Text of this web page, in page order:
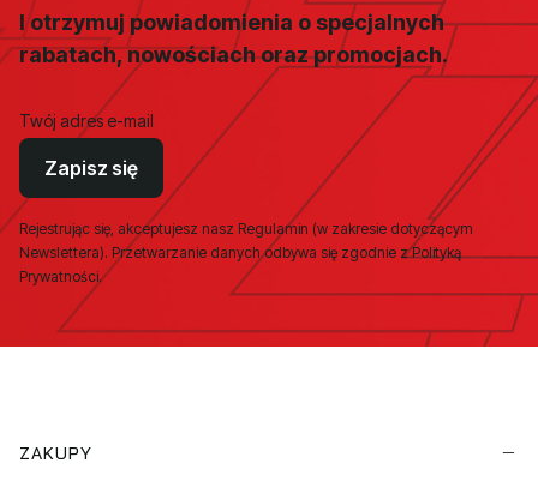
I otrzymuj powiadomienia o specjalnych
rabatach, nowościach oraz promocjach.
Twój adres e-mail
Zapisz się
Rejestrując się, akceptujesz nasz Regulamin (w zakresie dotyczącym
Newslettera). Przetwarzanie danych odbywa się zgodnie z Polityką
Prywatności.
ZAKUPY